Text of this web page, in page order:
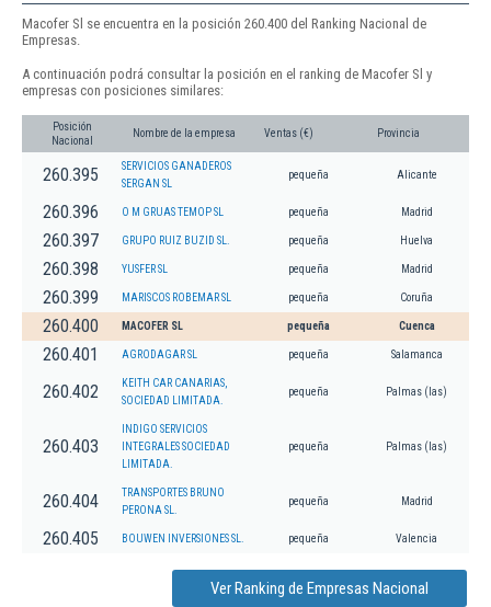
Macofer Sl se encuentra en la posición 260.400 del Ranking Nacional de
Empresas.
A continuación podrá consultar la posición en el ranking de Macofer Sl y
empresas con posiciones similares:
Posición
Nacional
Nombre de la empresa Ventas (€) Provincia
260.395
SERVICIOS GANADEROS
SERGAN SL
pequeña Alicante
260.396 O M GRUAS TEMOP SL pequeña Madrid
260.397 GRUPO RUIZ BUZID SL. pequeña Huelva
260.398 YUSFER SL pequeña Madrid
260.399 MARISCOS ROBEMAR SL pequeña Coruña
260.400 MACOFER SL pequeña Cuenca
260.401 AGRODAGAR SL pequeña Salamanca
260.402
KEITH CAR CANARIAS,
SOCIEDAD LIMITADA.
pequeña Palmas (las)
260.403
INDIGO SERVICIOS
INTEGRALES SOCIEDAD
LIMITADA.
pequeña Palmas (las)
260.404
TRANSPORTES BRUNO
PERONA SL.
pequeña Madrid
260.405 BOUWEN INVERSIONES SL. pequeña Valencia
Ver Ranking de Empresas Nacional